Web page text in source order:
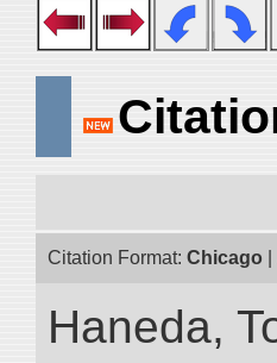
Citation Format: Chicago
Haneda,